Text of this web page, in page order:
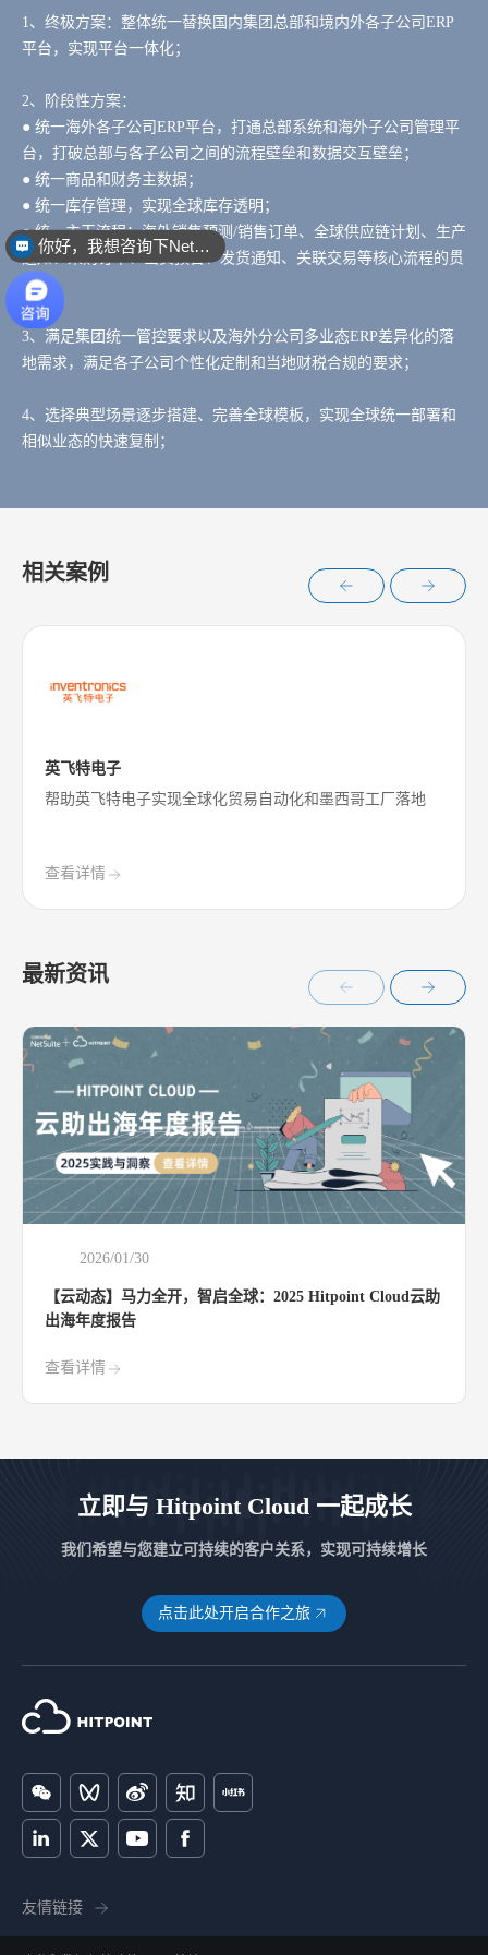
1、终极方案：整体统一替换国内集团总部和境内外各子公司ERP
平台，实现平台一体化；
2、阶段性方案：
● 统一海外各子公司ERP平台，打通总部系统和海外子公司管理平
台，打破总部与各子公司之间的流程壁垒和数据交互壁垒；
● 统一商品和财务主数据；
● 统一库存管理，实现全球库存透明；
● 统一主干流程：海外销售预测/销售订单、全球供应链计划、生产
通知、采购订单、出货预告、发货通知、关联交易等核心流程的贯
通；
3、满足集团统一管控要求以及海外分公司多业态ERP差异化的落
地需求，满足各子公司个性化定制和当地财税合规的要求；
4、选择典型场景逐步搭建、完善全球模板，实现全球统一部署和
相似业态的快速复制；
相关案例
英飞特电子
帮助英飞特电子实现全球化贸易自动化和墨西哥工厂落地
查看详情
最新资讯
2026/01/30
【云动态】马力全开，智启全球：2025 Hitpoint Cloud云助
出海年度报告
查看详情
立即与 Hitpoint Cloud 一起成长
我们希望与您建立可持续的客户关系，实现可持续增长
点击此处开启合作之旅
友情链接
你好，我想咨询下NetSuite